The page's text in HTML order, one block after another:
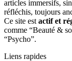
articles immersifs,
réfléchis, toujours
Ce site est actif et
comme “Beauté &
“Psycho”.
Liens rapides